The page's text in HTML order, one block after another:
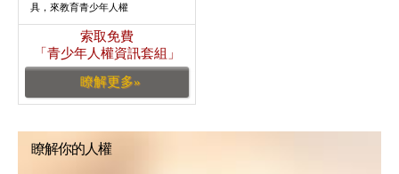
具，來教育青少年人權
索取免費
「青少年人權資訊套組」
瞭解更多»
瞭解你的人權